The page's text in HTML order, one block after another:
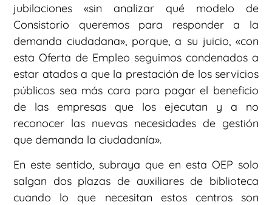
jubilaciones «sin analizar qué modelo de
Consistorio queremos para responder a la
demanda ciudadana», porque, a su juicio, «con
esta Oferta de Empleo seguimos condenados a
estar atados a que la prestación de los servicios
públicos sea más cara para pagar el beneficio
de las empresas que los ejecutan y a no
reconocer las nuevas necesidades de gestión
que demanda la ciudadanía».
En este sentido, subraya que en esta OEP solo
salgan dos plazas de auxiliares de biblioteca
cuando lo que necesitan estos centros son